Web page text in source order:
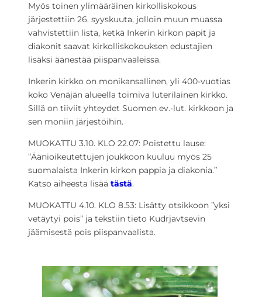
Myös toinen ylimääräinen kirkolliskokous
järjestettiin 26. syyskuuta, jolloin muun muassa
vahvistettiin lista, ketkä Inkerin kirkon papit ja
diakonit saavat kirkolliskokouksen edustajien
lisäksi äänestää piispanvaaleissa.
Inkerin kirkko on monikansallinen, yli 400-vuotias
koko Venäjän alueella toimiva luterilainen kirkko.
Sillä on tiiviit yhteydet Suomen ev.-lut. kirkkoon ja
sen moniin järjestöihin.
MUOKATTU 3.10. KLO 22.07: Poistettu lause:
”Äänioikeutettujen joukkoon kuuluu myös 25
suomalaista Inkerin kirkon pappia ja diakonia.”
Katso aiheesta lisää tästä.
MUOKATTU 4.10. KLO 8.53: Lisätty otsikkoon ”yksi
vetäytyi pois” ja tekstiin tieto Kudrjavtsevin
jäämisestä pois piispanvaalista.